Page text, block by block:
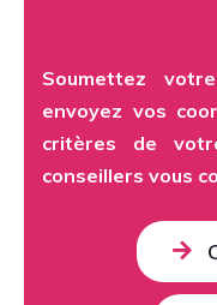
Soumettez
envoyez vos
critères de
conseillers vous